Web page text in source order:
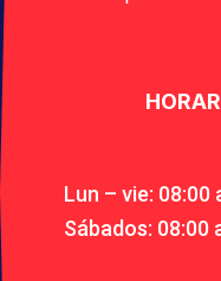
Lun – vie: 08:00
Sábados: 08:00